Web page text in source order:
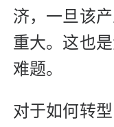
济，一旦该
重大。这也
难题。
对于如何转